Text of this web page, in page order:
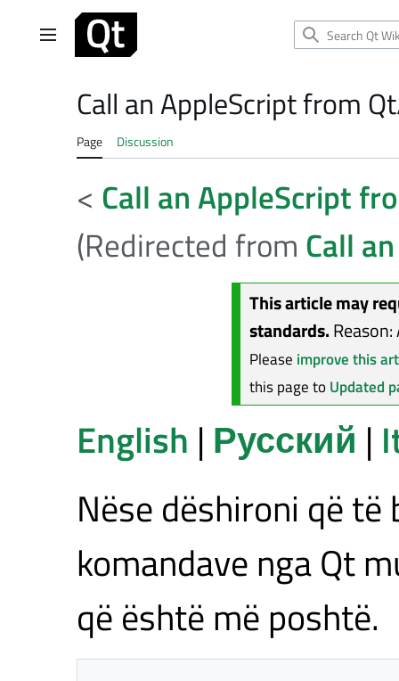
Main menu
Call an AppleScript from
Page Discussion
< Call an AppleScript
(Redirected from Call
This article may
standards.
Please improve this
this page toUpdated
English | Русский |
Nëse dëshironi që
komandave nga Qt
që është më poshtë.